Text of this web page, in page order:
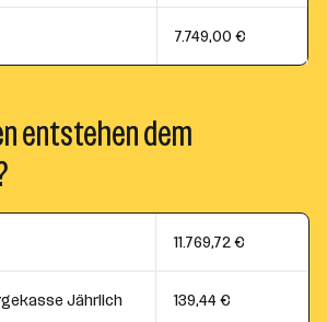
7.749,00 €
entstehen dem
11.769,72 €
Jährlich 139,44 €